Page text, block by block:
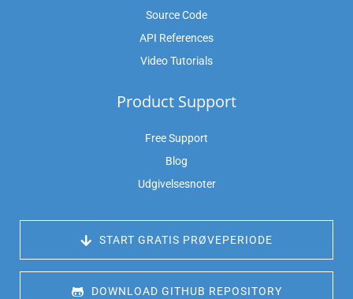
Source Code
API References
Video Tutorials
Product Support
Free Support
Blog
Udgivelsesnoter
START GRATIS PRØVEPERIODE
DOWNLOAD GITHUB REPOSITORY